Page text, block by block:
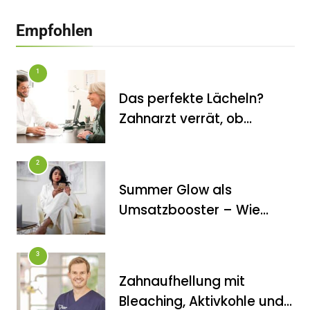
Empfohlen
1
Das perfekte Lächeln?
Zahnarzt verrät, ob
2
Summer Glow als
Umsatzbooster – Wie
3
Zahnaufhellung mit
Bleaching, Aktivkohle und
FITNESS
Die perfekten Liegestütze